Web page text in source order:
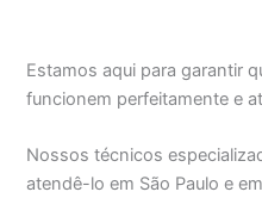
Estamos aqui para garantir
funcionem perfeitamente e
Nossos técnicos
atendê-lo em São Paulo e